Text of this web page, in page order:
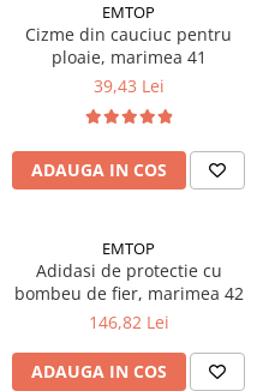
EMTOP
Cizme din cauciuc pentru
ploaie, marimea 41
39,43 Lei
ADAUGA IN COS
EMTOP
Adidasi de protectie cu
bombeu de fier, marimea 42
146,82 Lei
ADAUGA IN COS